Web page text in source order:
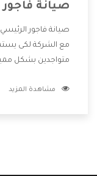
صيانة فاجور
صيانة فاجور
مع الشركة لكى
متواجدين بشكل
الشركة بها والتى
مشاهدة المزيد